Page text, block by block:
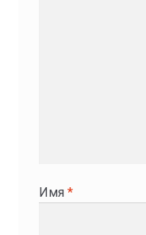
Имя *